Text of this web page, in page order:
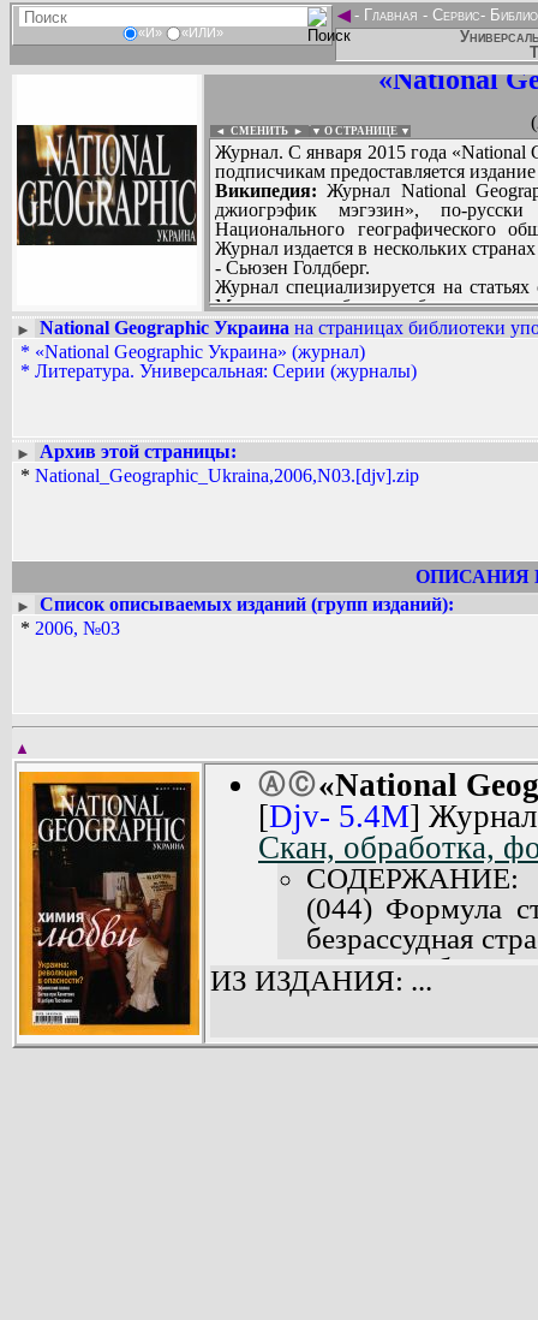
«И» «ИЛИ»
◄- Главная - Сервис-
«National
◄ СМЕНИТЬ ► ▼ О СТРАНИЦЕ ▼
Журнал. С января 2015 года «National
подписчикам предоставляется
Википедия: Журнал National
джиогрэфик мэгэзин», по-
Национального географического
Журнал издается в нескольких
- Сьюзен Голдберг.
Журнал специализируется на
Материалы снабжаются большим
Первый выпуск журнала National
девять месяцев после создания
журнал представлял собой
вид с большим количеством фото и
журнала. С журналом
Ловелл.
В 1905 году в National Geographic
С октября 2003 года журнал
Его тираж составляет 140000 экз.
15 апреля 2022 года выпуск журнала
Вадим Ершов...
Lykas...
► National Geographic Украина на страницах библиотеки
* «National Geographic Украина» (журнал)
* Литература. Универсальная: Серии (журналы)
►
Архив этой страницы:
* National_Geographic_Ukraina,2006,N03.[djv].zip
ОПИСАНИЯ
►
Список описываемых изданий (групп изданий):
* 2006, №03
▲
ⒶⒸ«National
[Djv- 5.4M]
Скан, обработка,
СОДЕРЖАНИЕ:
(044) Формула
безрассудная
понятие
смысл.
добывают
ИЗ ИЗДАНИЯ: ...